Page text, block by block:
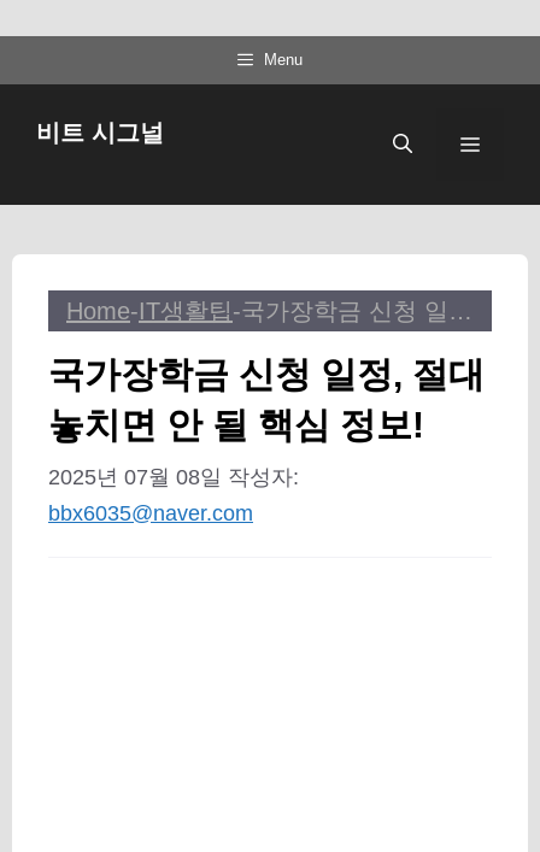
텐
뛰
Menu
비트 시그널 메
Home-IT생활팁- 국가장학금 신청 일정, 절대 놓치면 안 될 핵심 정보!
국가장학금 신청 일정, 절대
놓치면 안 될 핵심 정보!
2025년 07월 08일 작성자:
bbx6035@naver.com